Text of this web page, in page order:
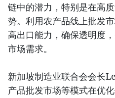
链中的潜力，特别是在高
势。利用农产品线上批发
高出口能力，确保透明度
市场需求。
新加坡制造业联合会会长
产品批发市场等模式在优